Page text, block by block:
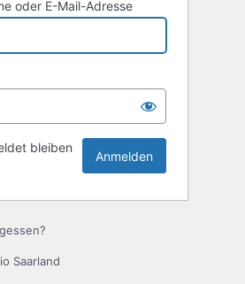
oder E-Mail-Adresse
bleiben
Saarland